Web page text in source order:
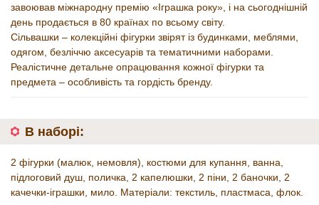
завоював міжнародну премію «Іграшка року», і на сьогоднішній
день продається в 80 країнах по всьому світу.
Сільвашки – колекційні фігурки звірят із будинками, меблями,
одягом, безліччю аксесуарів та тематичними наборами.
Реалістичне детальне опрацювання кожної фігурки та
предмета – особливість та гордість бренду.
В наборі:
2 фігурки (малюк, немовля), костюми для купання, ванна,
підлоговий душ, поличка, 2 капелюшки, 2 піни, 2 баночки, 2
качечки-іграшки, мило. Матеріали: текстиль, пластмаса, флок.